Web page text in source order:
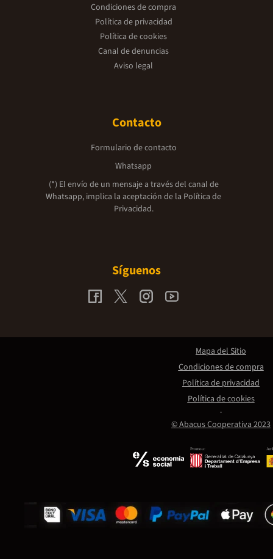
Condiciones de compra
Política de privacidad
Política de cookies
Canal de denuncias
Aviso legal
Contacto
Formulario de contacto
Whatsapp
(*) El envío de un mensaje a través del canal de
Whatsapp, implica la aceptación de la Política de
Privacidad.
Síguenos
Promou:
© Abacus Cooperativa 2023
Mapa del Sitio
Condiciones de compra
Política de privacidad
Política de cookies